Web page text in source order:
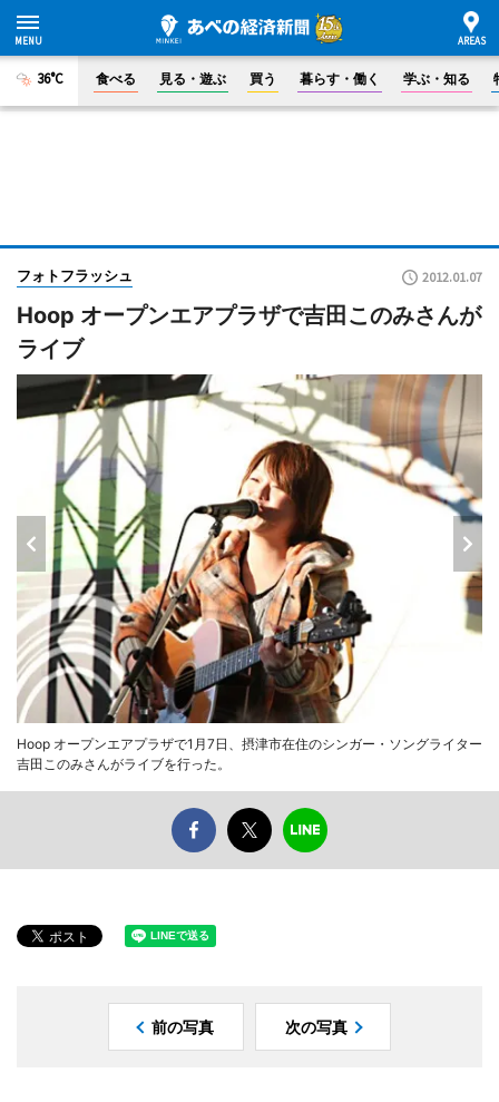
36°C 食べる 見る・遊ぶ 買う 暮らす・働く 学ぶ・知る
フォトフラッシュ 2012.01.07
Hoop オープンエアプラザで吉田このみさんが
ライブ
Hoop オープンエアプラザで1月7日、摂津市在住のシンガー・ソングライター
吉田このみさんがライブを行った。
前の写真 次の写真